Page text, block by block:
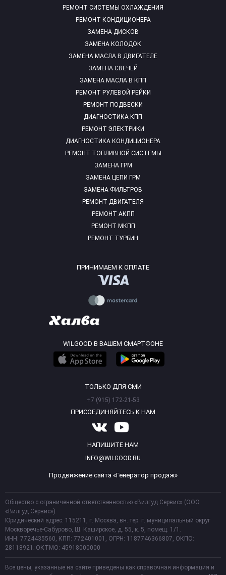
РЕМОНТ СИСТЕМЫ ОХЛАЖДЕНИЯ
РЕМОНТ КОНДИЦИОНЕРА
ЗАМЕНА ДИСКОВ
ЗАМЕНА КОЛОДОК
ЗАМЕНА МАСЛА В ДВИГАТЕЛЕ
ЗАМЕНА СВЕЧЕЙ
ЗАМЕНА МАСЛА В КПП
РЕМОНТ РУЛЕВОЙ РЕЙКИ
РЕМОНТ ПОДВЕСКИ
ДИАГНОСТИКА КПП
РЕМОНТ ЭЛЕКТРИКИ
ДИАГНОСТИКА КОНДИЦИОНЕРА
РЕМОНТ ТОПЛИВНОЙ СИСТЕМЫ
ЗАМЕНА ГРМ
ЗАМЕНА ЦЕПИ ГРМ
ЗАМЕНА ФИЛЬТРОВ
РЕМОНТ ДВИГАТЕЛЯ
РЕМОНТ АКПП
РЕМОНТ МКПП
РЕМОНТ ТУРБИН
ПРИНИМАЕМ К ОПЛАТЕ
WILGOOD В ВАШЕМ СМАРТФОНЕ
ТОЛЬКО ДЛЯ СМИ
+7 (915) 172-21-53
ПРИСОЕДИНЯЙТЕСЬ К НАМ
НАПИШИТЕ НАМ
INFO@WILGOOD.RU
Продвижение сайта «Генератор продаж»
Общество с ограниченной ответственностью «Вилгуд Сервис» (ООО
«Вилгуд Сервис»)
Юридический адрес: 115211, г. Москва, вн. тер. г. муниципальный округ
Москворечье-Сабурово, Ш. Каширское, д. 55, к. 5, помещ. 1/1.
ИНН: 7724435560, КПП: 772401001, ОГРН: 1187746366807, ОКПО:
28118921; ОКТМО: 45918000000
Все цены, указанные на сайте приведены как справочная информация и